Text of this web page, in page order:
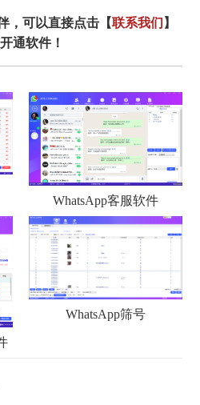
，可以直接点击【联系我们 】
通软件！
WhatsApp客服软件
WhatsApp筛号